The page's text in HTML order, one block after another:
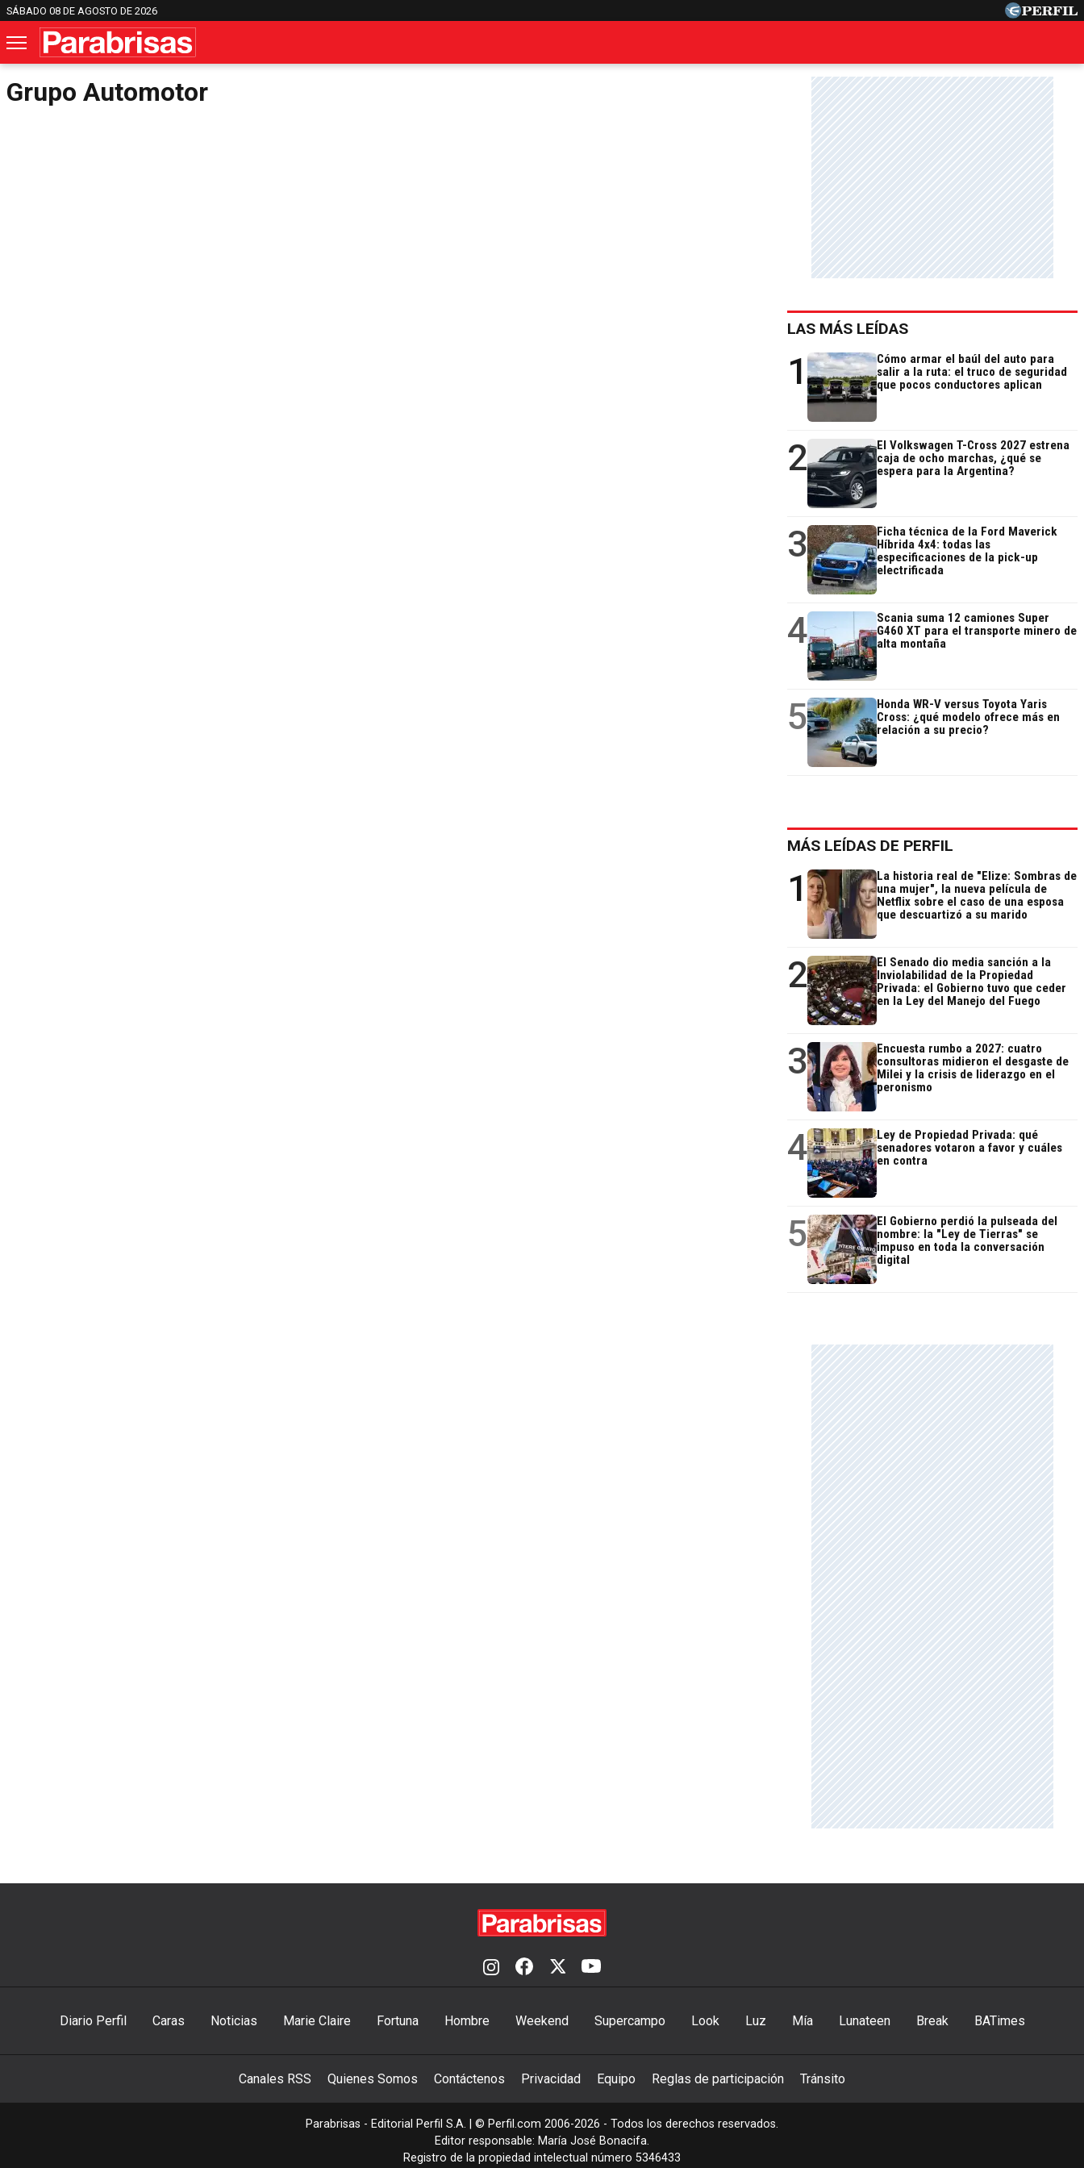
SÁBADO 08 DE AGOSTO DE 2026
Grupo Automotor
LAS MÁS LEÍDAS
1
Cómo armar el baúl del auto para
salir a la ruta: el truco de seguridad
que pocos conductores aplican
2
El Volkswagen T-Cross 2027 estrena
caja de ocho marchas, ¿qué se
espera para la Argentina?
3
Ficha técnica de la Ford Maverick
Híbrida 4x4: todas las
especificaciones de la pick-up
electrificada
4
Scania suma 12 camiones Super
G460 XT para el transporte minero de
alta montaña
5
Honda WR-V versus Toyota Yaris
Cross: ¿qué modelo ofrece más en
relación a su precio?
MÁS LEÍDAS DE PERFIL
1
La historia real de "Elize: Sombras de
una mujer", la nueva película de
Netflix sobre el caso de una esposa
que descuartizó a su marido
2
El Senado dio media sanción a la
Inviolabilidad de la Propiedad
Privada: el Gobierno tuvo que ceder
en la Ley del Manejo del Fuego
3
Encuesta rumbo a 2027: cuatro
consultoras midieron el desgaste de
Milei y la crisis de liderazgo en el
peronismo
4
Ley de Propiedad Privada: qué
senadores votaron a favor y cuáles
en contra
5
El Gobierno perdió la pulseada del
nombre: la "Ley de Tierras" se
impuso en toda la conversación
digital
Diario Perfil Caras Noticias Marie Claire Fortuna Hombre Weekend Supercampo Look Luz Mía Lunateen Break BATimes
Canales RSS Quienes Somos Contáctenos Privacidad Equipo Reglas de participación Tránsito
Parabrisas - Editorial Perfil S.A. | © Perfil.com 2006-2026 - Todos los derechos reservados.
Editor responsable: María José Bonacifa.
Registro de la propiedad intelectual número 5346433